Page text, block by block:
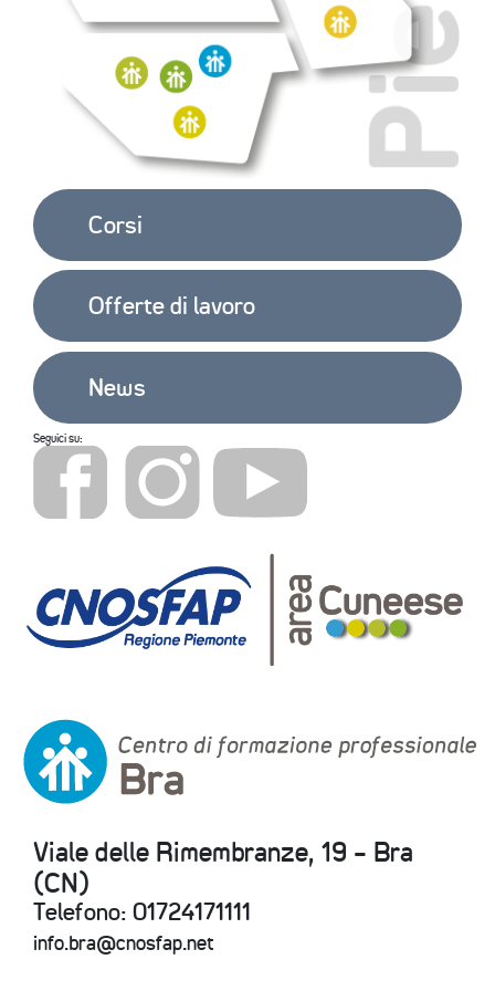
Corsi
Offerte di lavoro
News
Seguici su:
Viale delle Rimembranze, 19 - Bra
(CN)
Telefono: 01724171111
info.bra@cnosfap.net